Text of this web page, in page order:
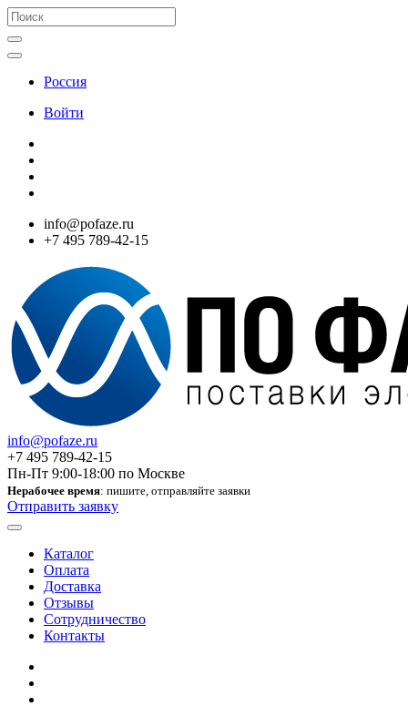
Россия
Войти
info@pofaze.ru
+7 495 789-42-15
info@pofaze.ru
+7 495 789-42-15
Пн-Пт 9:00-18:00 по Москве
Нерабочее время: пишите, отправляйте заявки
Отправить заявку
Каталог
Оплата
Доставка
Отзывы
Сотрудничество
Контакты